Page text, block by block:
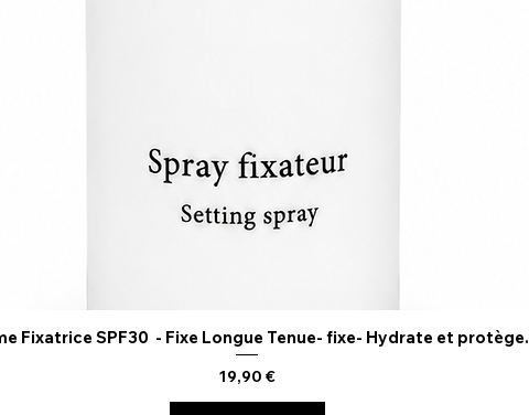
Aperçu rapide
Fixatrice SPF30 - Fixe Longue Tenue- fixe- Hydrate et protège.
Prix
19,90 €